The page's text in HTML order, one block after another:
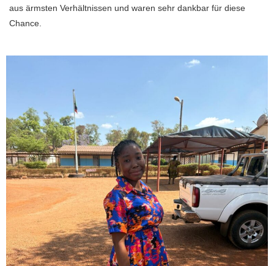
aus ärmsten Verhältnissen und waren sehr dankbar für diese
Chance.